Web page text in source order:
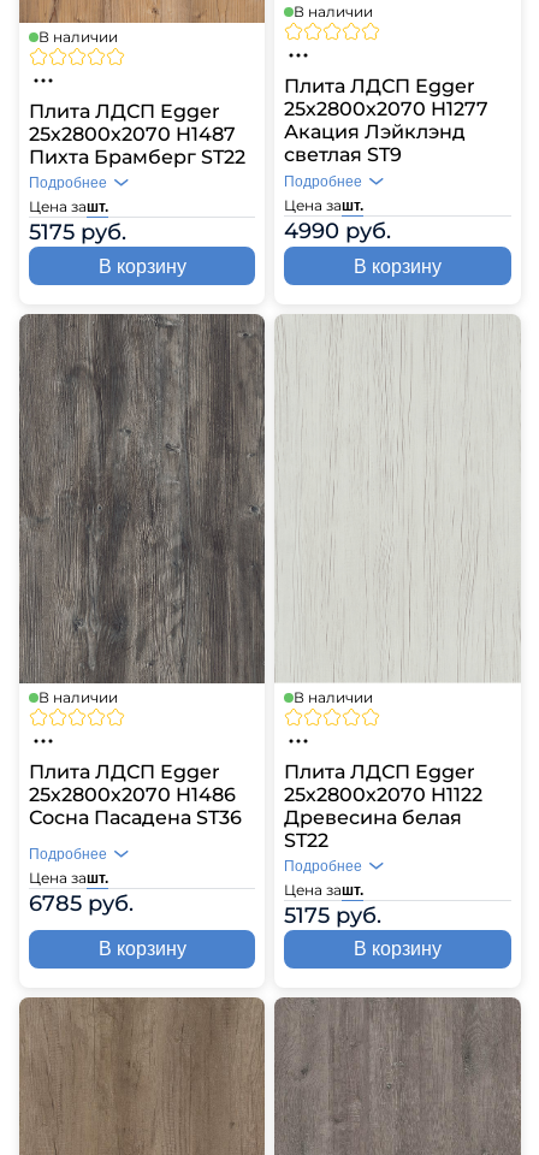
В наличии
Плита ЛДСП Egger
25х2800х2070 H1487
Пихта Брамберг ST22
Цена зашт.
5175 руб.
Подробнее
В корзину
В наличии
Плита ЛДСП Egger
25х2800х2070 H1277
Акация Лэйклэнд
светлая ST9
Цена зашт.
4990 руб.
Подробнее
В корзину
В наличии
Плита ЛДСП Egger
25х2800х2070 H1486
Сосна Пасадена ST36
Цена зашт.
6785 руб.
Подробнее
В корзину
В наличии
Плита ЛДСП Egger
25х2800х2070 H1122
Древесина белая
ST22
Цена зашт.
5175 руб.
Подробнее
В корзину